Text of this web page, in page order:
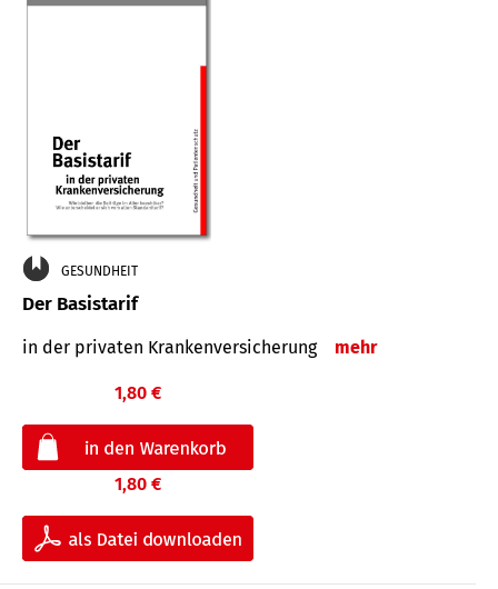
GESUNDHEIT
Der Basistarif
in der privaten Kran­ken­ver­siche­rung mehr
1,80 €
1,80 €